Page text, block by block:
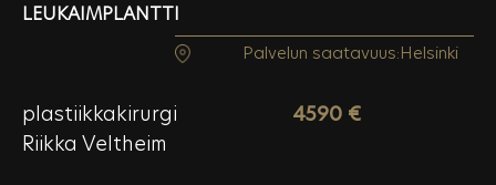
LEUKAIMPLANTTI
Palvelun saatavuus:Helsinki
plastiikkakirurgi
Riikka Veltheim
4590 €